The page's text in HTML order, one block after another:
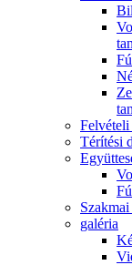
Felvételi
Térítési
galéria